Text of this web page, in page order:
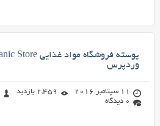
وردپرس
11 سپتامبر 2016 2,459 بازدید
0 دیدگاه